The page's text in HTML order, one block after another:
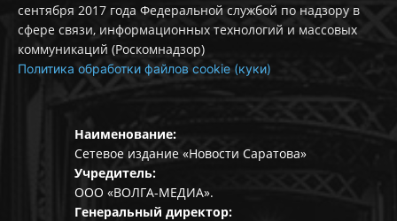
сентября 2017 года Федеральной службой по надзору в
сфере связи, информационных технологий и массовых
коммуникаций (Роскомнадзор)
Политика обработки файлов cookie (куки)
Наименование:
Сетевое издание «Новости Саратова»
Учредитель:
ООО «ВОЛГА-МЕДИА».
Генеральный директор: